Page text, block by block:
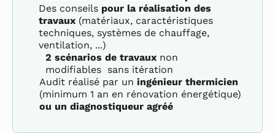
Des conseilspour la réalisation des
travaux(matériaux, caractéristiques
techniques, systèmes de chauffage,
ventilation, ...)
2 scénarios de travaux non
modifiables sans itération
Audit réalisé par un ingénieur thermicien
(minimum 1 an en rénovation énergétique)
ou un diagnostiqueur agréé